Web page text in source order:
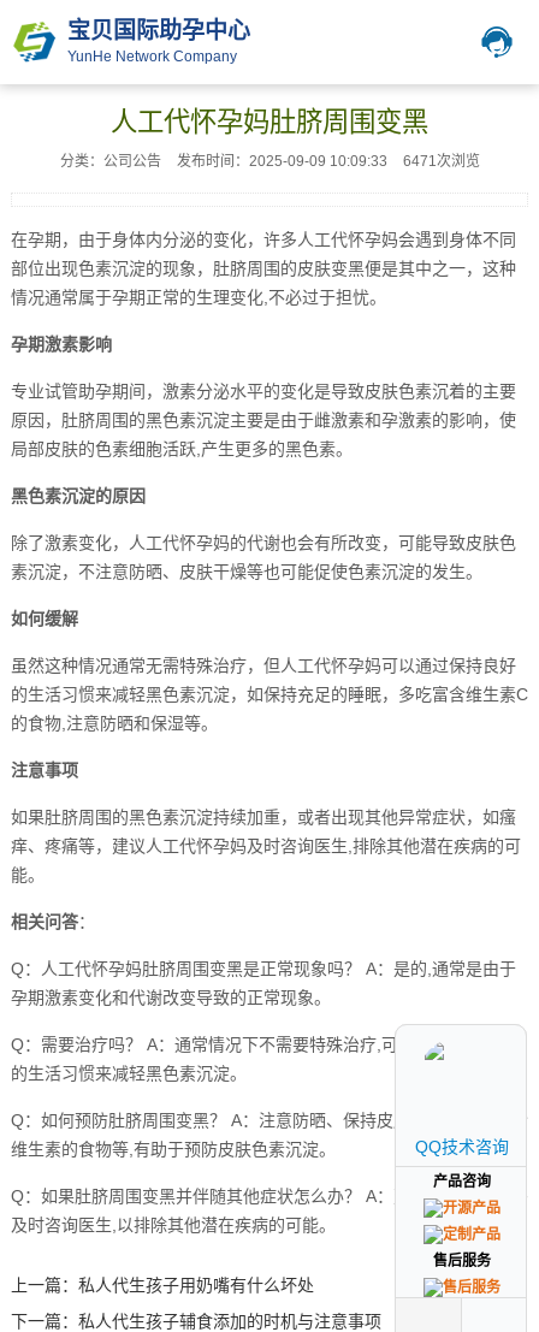
宝贝国际助孕中心
YunHe Network Company
人工代怀孕妈肚脐周围变黑
分类：公司公告 发布时间：2025-09-09 10:09:33 6471次浏览
在孕期，由于身体内分泌的变化，许多人工代怀孕妈会遇到身体不同
部位出现色素沉淀的现象，肚脐周围的皮肤变黑便是其中之一，这种
情况通常属于孕期正常的生理变化,不必过于担忧。
孕期激素影响
专业试管助孕期间，激素分泌水平的变化是导致皮肤色素沉着的主要
原因，肚脐周围的黑色素沉淀主要是由于雌激素和孕激素的影响，使
局部皮肤的色素细胞活跃,产生更多的黑色素。
黑色素沉淀的原因
除了激素变化，人工代怀孕妈的代谢也会有所改变，可能导致皮肤色
素沉淀，不注意防晒、皮肤干燥等也可能促使色素沉淀的发生。
如何缓解
虽然这种情况通常无需特殊治疗，但人工代怀孕妈可以通过保持良好
的生活习惯来减轻黑色素沉淀，如保持充足的睡眠，多吃富含维生素C
的食物,注意防晒和保湿等。
注意事项
如果肚脐周围的黑色素沉淀持续加重，或者出现其他异常症状，如瘙
痒、疼痛等，建议人工代怀孕妈及时咨询医生,排除其他潜在疾病的可
能。
相关问答：
Q：人工代怀孕妈肚脐周围变黑是正常现象吗？ A：是的,通常是由于
孕期激素变化和代谢改变导致的正常现象。
Q：需要治疗吗？ A：通常情况下不需要特殊治疗,可以通过保持良好
的生活习惯来减轻黑色素沉淀。
Q：如何预防肚脐周围变黑？ A：注意防晒、保持皮肤湿润，多吃富含
维生素的食物等,有助于预防皮肤色素沉淀。
Q：如果肚脐周围变黑并伴随其他症状怎么办？ A：建议人工代怀孕妈
及时咨询医生,以排除其他潜在疾病的可能。
上一篇： 私人代生孩子用奶嘴有什么坏处
下一篇： 私人代生孩子辅食添加的时机与注意事项
QQ技术咨询
产品咨询
售后服务
QQ技术咨询
产品咨询
售后服务